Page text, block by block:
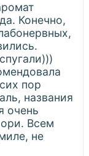
Конечно,
пор
названия
очень
Всем
не